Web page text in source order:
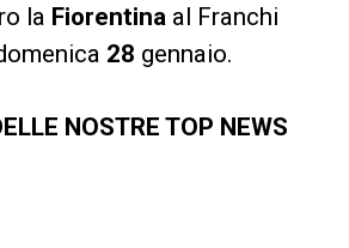
la Fiorentina al Franchi
28 gennaio.
NOSTRE TOP NEWS